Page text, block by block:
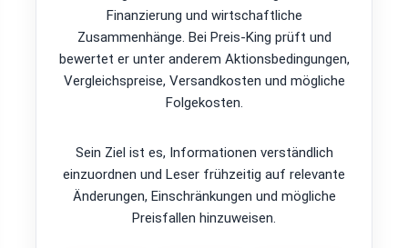
Finanzierung und wirtschaftliche
Zusammenhänge. Bei Preis-King prüft und
bewertet er unter anderem Aktionsbedingungen,
Vergleichspreise, Versandkosten und mögliche
Folgekosten.
Sein Ziel ist es, Informationen verständlich
einzuordnen und Leser frühzeitig auf relevante
Änderungen, Einschränkungen und mögliche
Preisfallen hinzuweisen.